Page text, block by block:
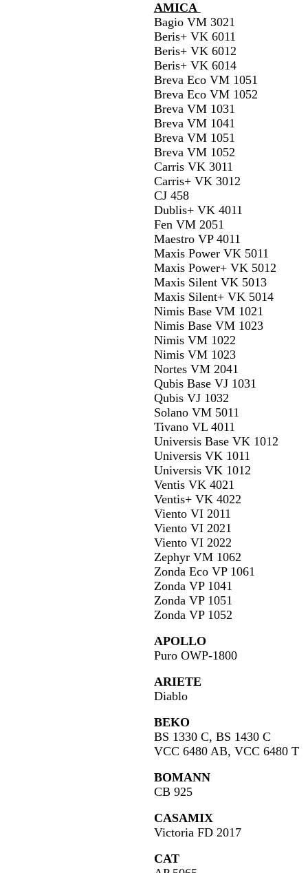
AMICA
Bagio VM 3021
Beris+ VK 6011
Beris+ VK 6012
Beris+ VK 6014
Breva Eco VM 1051
Breva Eco VM 1052
Breva VM 1031
Breva VM 1041
Breva VM 1051
Breva VM 1052
Carris VK 3011
Carris+ VK 3012
CJ 458
Dublis+ VK 4011
Fen VM 2051
Maestro VP 4011
Maxis Power VK 5011
Maxis Power+ VK 5012
Maxis Silent VK 5013
Maxis Silent+ VK 5014
Nimis Base VM 1021
Nimis Base VM 1023
Nimis VM 1022
Nimis VM 1023
Nortes VM 2041
Qubis Base VJ 1031
Qubis VJ 1032
Solano VM 5011
Tivano VL 4011
Universis Base VK 1012
Universis VK 1011
Universis VK 1012
Ventis VK 4021
Ventis+ VK 4022
Viento VI 2011
Viento VI 2021
Viento VI 2022
Zephyr VM 1062
Zonda Eco VP 1061
Zonda VP 1041
Zonda VP 1051
Zonda VP 1052
APOLLO
Puro OWP-1800
ARIETE
Diablo
BEKO
BS 1330 C, BS 1430 C
VCC 6480 AB, VCC 6480
BOMANN
CB 925
CASAMIX
Victoria FD 2017
CAT